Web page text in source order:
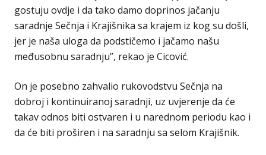
gostuju ovdje i da tako damo doprinos jačanju
saradnje Sečnja i Krajišnika sa krajem iz kog su došli,
jer je naša uloga da podstičemo i jačamo našu
međusobnu saradnju”, rekao je Cicović.
On je posebno zahvalio rukovodstvu Sečnja na
dobroj i kontinuiranoj saradnji, uz uvjerenje da će
takav odnos biti ostvaren i u narednom periodu kao i
da će biti proširen i na saradnju sa selom Krajišnik.